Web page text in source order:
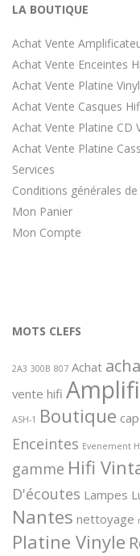
LA BOUTIQUE
Achat Vente
Achat Vente Enceintes
Achat Vente Platine
Achat Vente Casques
Achat Vente Platine CD
Achat Vente Platine
Services
Conditions générales
Mon Panier
Mon Compte
MOTS CLEFS
2A3 300B 807 Achat
vente hifi
ASH-1 Boutique
Enceintes Evenement
gamme Hifi
D'écoutes Lampes
Nantes nettoyage
Platine Vinyle